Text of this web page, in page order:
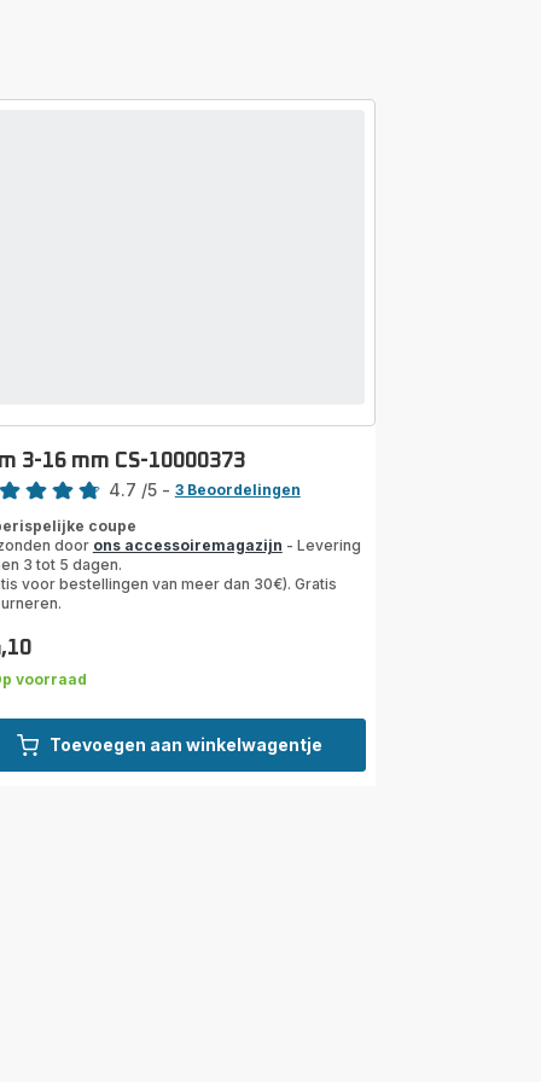
Toevoegen aan winkelwagentje
3-16 mm CS-10000373
4.7 /5 - 3 Beoordelingen
coupe
door ons accessoiremagazijn - Levering
3 tot 5 dagen.
voor bestellingen van meer dan 30€). Gratis
voorraad